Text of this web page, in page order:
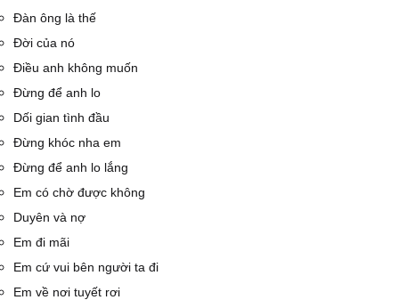
Đàn ông là thế
Đời của nó
Điều anh không muốn
Đừng để anh lo
Dối gian tình đầu
Đừng khóc nha em
Đừng để anh lo lắng
Em có chờ được không
Duyên và nợ
Em đi mãi
Em cứ vui bên người ta đi
Em về nơi tuyết rơi